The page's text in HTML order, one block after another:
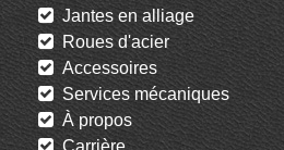
Jantes en alliage
Roues d'acier
Accessoires
Services mécaniques
À propos
Carrière